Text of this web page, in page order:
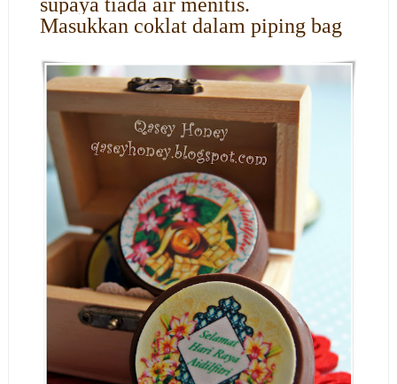
supaya tiada air menitis.
Masukkan coklat dalam piping bag